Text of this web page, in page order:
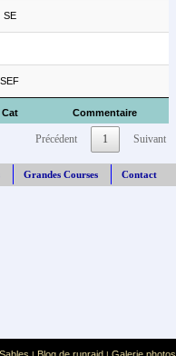
Cat Commentaire
SE
SEF
Précédent 1 Suivant
Grandes Courses Contact